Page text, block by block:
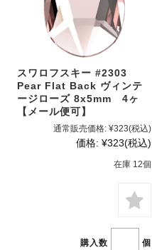
スワロフスキー #2303
Pear Flat Back ヴィンテ
ージローズ 8x5mm 4ヶ
【メール便可】
通常販売価格: ¥323(税込)
価格: ¥323(税込)
在庫 12個
購入数 個